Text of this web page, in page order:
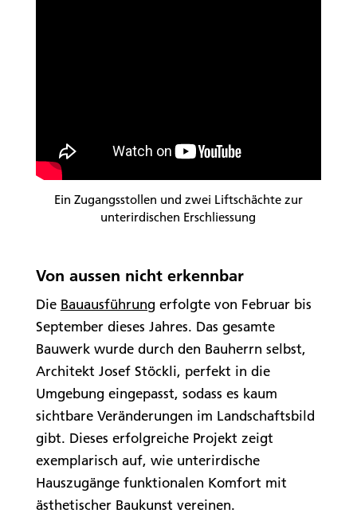
Ein Zugangsstollen und zwei Liftschächte zur
unterirdischen Erschliessung
Von aussen nicht erkennbar
Die Bauausführung erfolgte von Februar bis
September dieses Jahres. Das gesamte
Bauwerk wurde durch den Bauherrn selbst,
Architekt Josef Stöckli, perfekt in die
Umgebung eingepasst, sodass es kaum
sichtbare Veränderungen im Landschaftsbild
gibt. Dieses erfolgreiche Projekt zeigt
exemplarisch auf, wie unterirdische
Hauszugänge funktionalen Komfort mit
ästhetischer Baukunst vereinen.